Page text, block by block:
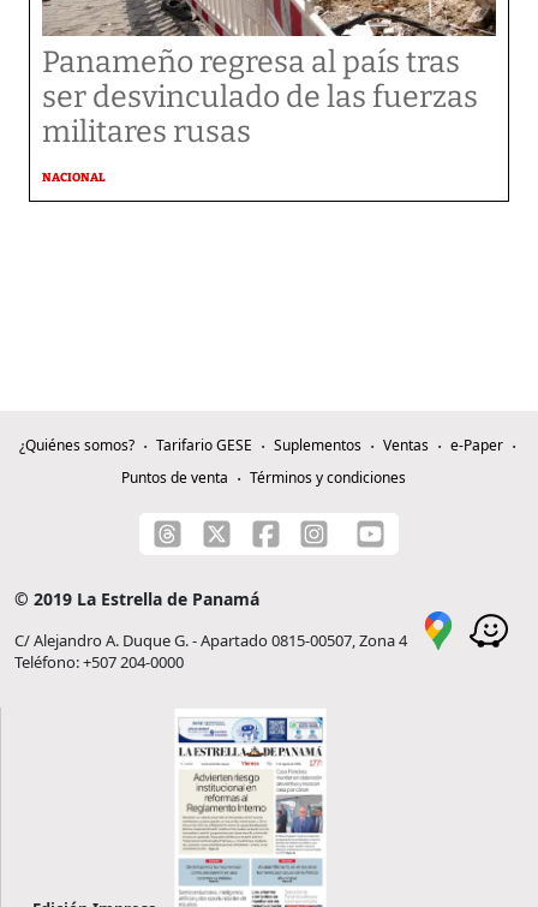
Panameño regresa al país tras
ser desvinculado de las fuerzas
militares rusas
NACIONAL
¿Quiénes somos? Tarifario GESE Suplementos Ventas
e-Paper
Puntos de venta
Términos y condiciones
© 2019 La Estrella de Panamá
C/ Alejandro A. Duque G. - Apartado 0815-00507, Zona 4
Teléfono: +507 204-0000